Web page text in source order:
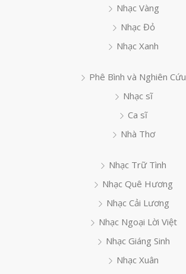
Nhạc Vàng
Nhạc Đỏ
Nhạc Xanh
Phê Bình và Nghiên Cứu
Nhạc sĩ
Ca sĩ
Nhà Thơ
Nhạc Trữ Tình
Nhạc Quê Hương
Nhạc Cải Lương
Nhạc Ngoại Lời Việt
Nhạc Giáng Sinh
Nhạc Xuân